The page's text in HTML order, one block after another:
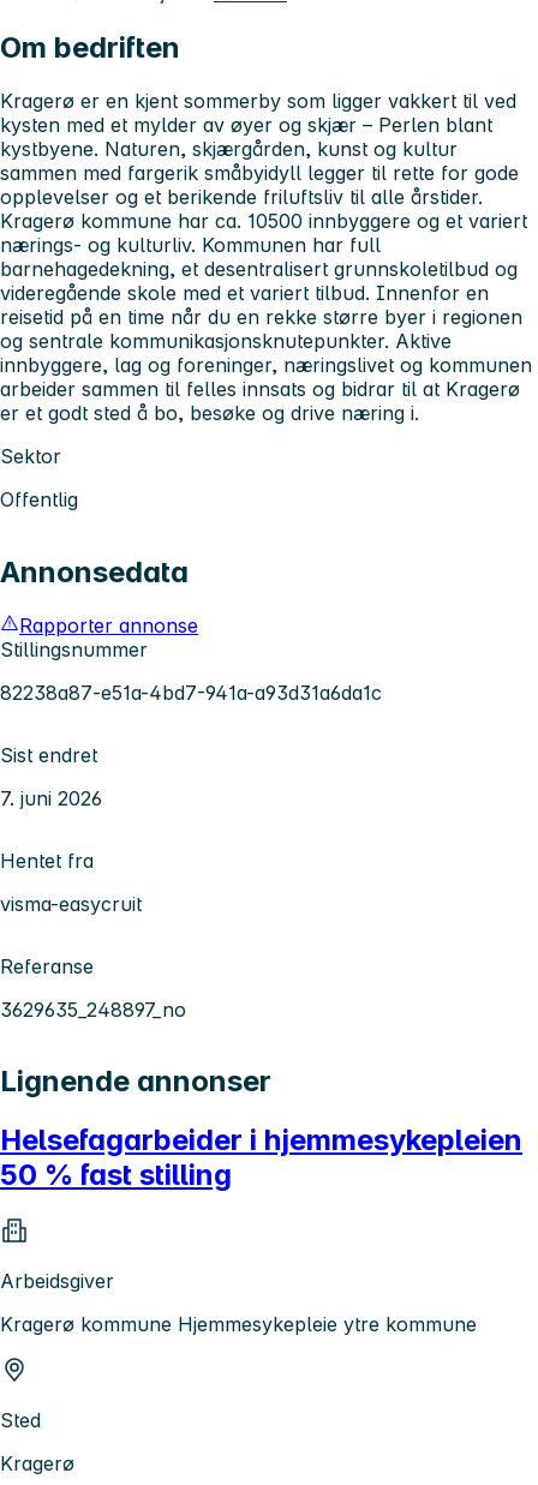
Om bedriften
Kragerø er en kjent sommerby som ligger vakkert til ved
kysten med et mylder av øyer og skjær – Perlen blant
kystbyene. Naturen, skjærgården, kunst og kultur
sammen med fargerik småbyidyll legger til rette for gode
opplevelser og et berikende friluftsliv til alle årstider.
Kragerø kommune har ca. 10500 innbyggere og et variert
nærings- og kulturliv. Kommunen har full
barnehagedekning, et desentralisert grunnskoletilbud og
videregående skole med et variert tilbud. Innenfor en
reisetid på en time når du en rekke større byer i regionen
og sentrale kommunikasjonsknutepunkter. Aktive
innbyggere, lag og foreninger, næringslivet og kommunen
arbeider sammen til felles innsats og bidrar til at Kragerø
er et godt sted å bo, besøke og drive næring i.
Sektor
Offentlig
Annonsedata
Rapporter annonse
Stillingsnummer
82238a87-e51a-4bd7-941a-a93d31a6da1c
Sist endret
7. juni 2026
Hentet fra
visma-easycruit
Referanse
3629635_248897_no
Lignende annonser
Helsefagarbeider i hjemmesykepleien
50 % fast stilling
Arbeidsgiver
Kragerø kommune Hjemmesykepleie ytre kommune
Sted
Kragerø